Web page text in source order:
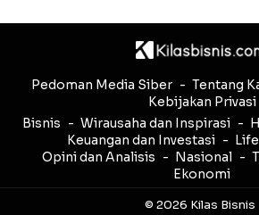
Pedoman Media Siber Tentang
Kebijakan Privasi
Bisnis
Wirausaha dan Inspirasi
Keuangan dan Investasi
Opini dan Analisis
Nasional
Ekonomi
© 2026 Kilas Bisnis